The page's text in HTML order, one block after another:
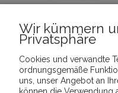
_Damenhandtasche
"Fuchs"_
9,00 €
Wir kümmern
Privatsphäre
Cookies und verwandte
ordnungsgemäße
uns, unser Angebot an